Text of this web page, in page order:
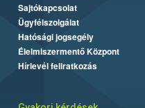
Sajtókapcsolat
Ügyfélszolgálat
Hatósági jogsegély
Élelmiszermentő Központ
Hírlevél feliratkozás